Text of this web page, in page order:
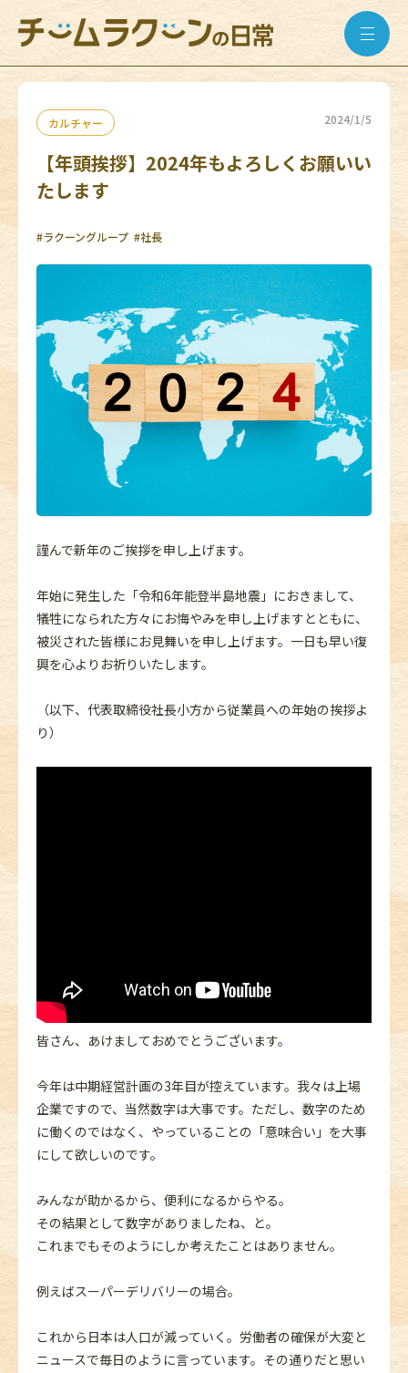
カルチャー 2024/1/5
【年頭挨拶】2024年もよろしくお願いい
たします
#ラクーングループ #社長
謹んで新年のご挨拶を申し上げます。
年始に発生した「令和6年能登半島地震」におきまして、
犠牲になられた方々にお悔やみを申し上げますとともに、
被災された皆様にお見舞いを申し上げます。一日も早い復
興を心よりお祈りいたします。
（以下、代表取締役社長小方から従業員への年始の挨拶よ
り）
皆さん、あけましておめでとうございます。
今年は中期経営計画の3年目が控えています。我々は上場
企業ですので、当然数字は大事です。ただし、数字のため
に働くのではなく、やっていることの「意味合い」を大事
にして欲しいのです。
みんなが助かるから、便利になるからやる。
その結果として数字がありましたね、と。
これまでもそのようにしか考えたことはありません。
例えばスーパーデリバリーの場合。
これから日本は人口が減っていく。労働者の確保が大変と
ニュースで毎日のように言っています。その通りだと思い